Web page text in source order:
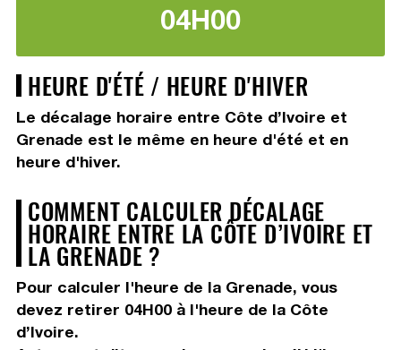
04H00
HEURE D'ÉTÉ / HEURE D'HIVER
Le décalage horaire entre Côte d’Ivoire et
Grenade est le même en heure d'été et en
heure d'hiver.
COMMENT CALCULER DÉCALAGE
HORAIRE ENTRE LA CÔTE D’IVOIRE ET
LA GRENADE ?
Pour calculer l'heure de la Grenade, vous
devez retirer 04H00à l'heure de la Côte
d’Ivoire.